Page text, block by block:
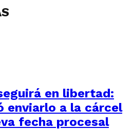
en libertad:
enviarlo a la cárcel
fecha procesal